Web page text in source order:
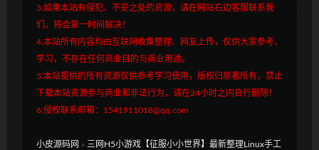
3.如果本站有侵犯、不妥之处的资源，请在网站右边客服联系我
们。将会第一时间解决！
4.本站所有内容均由互联网收集整理、网友上传，仅供大家参考、
学习，不存在任何商业目的与商业用途。
5.本站提供的所有资源仅供参考学习使用，版权归原著所有，禁止
下载本站资源参与商业和非法行为，请在24小时之内自行删除！
6.侵权联系邮箱：1541911018@qq.com
小皮源码网 » 三网H5小游戏【征服小小世界】最新整理Linux手工